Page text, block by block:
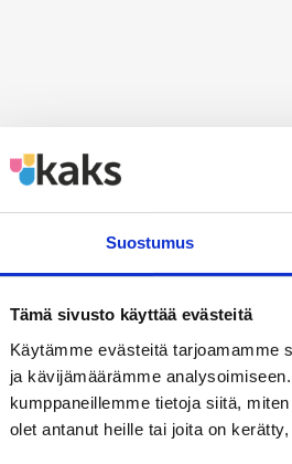
Suostumus
Tämä sivusto käyttää evästeitä
Käytämme evästeitä tarjoamamme
ja kävijämäärämme
kumppaneillemme tietoja siitä,
olet antanut heille tai joita on
voittajia kaikki, kun
Ei